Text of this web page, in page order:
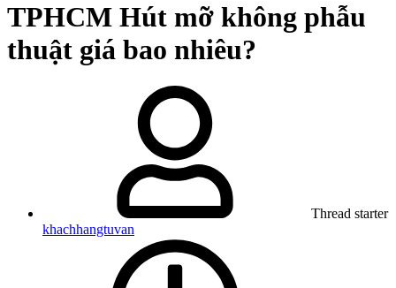
TPHCM Hút mỡ không phẫu
thuật giá bao nhiêu?
Thread starter
khachhangtuvan